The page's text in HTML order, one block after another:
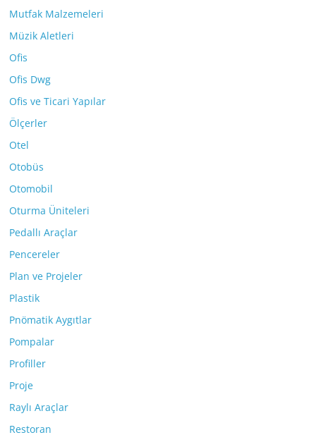
Mutfak Malzemeleri
Müzik Aletleri
Ofis
Ofis Dwg
Ofis ve Ticari Yapılar
Ölçerler
Otel
Otobüs
Otomobil
Oturma Üniteleri
Pedallı Araçlar
Pencereler
Plan ve Projeler
Plastik
Pnömatik Aygıtlar
Pompalar
Profiller
Proje
Raylı Araçlar
Restoran